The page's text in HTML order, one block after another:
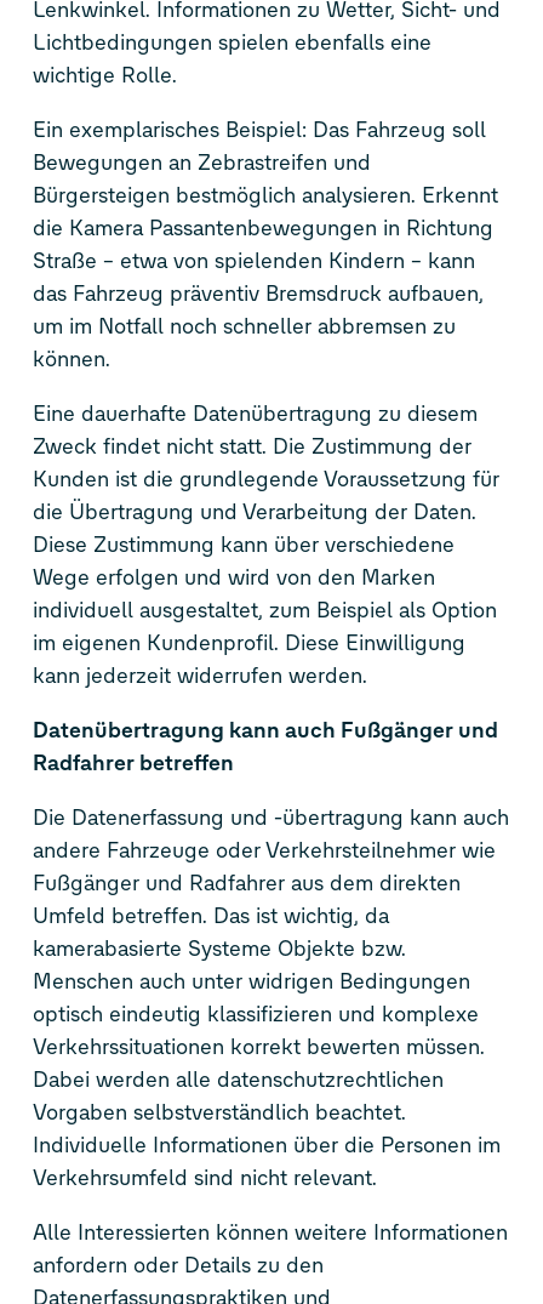
Lenkwinkel. Informationen zu Wetter, Sicht- und
Lichtbedingungen spielen ebenfalls eine
wichtige Rolle.
Ein exemplarisches Beispiel: Das Fahrzeug soll
Bewegungen an Zebrastreifen und
Bürgersteigen bestmöglich analysieren. Erkennt
die Kamera Passantenbewegungen in Richtung
Straße – etwa von spielenden Kindern – kann
das Fahrzeug präventiv Bremsdruck aufbauen,
um im Notfall noch schneller abbremsen zu
können.
Eine dauerhafte Datenübertragung zu diesem
Zweck findet nicht statt. Die Zustimmung der
Kunden ist die grundlegende Voraussetzung für
die Übertragung und Verarbeitung der Daten.
Diese Zustimmung kann über verschiedene
Wege erfolgen und wird von den Marken
individuell ausgestaltet, zum Beispiel als Option
im eigenen Kundenprofil. Diese Einwilligung
kann jederzeit widerrufen werden.
Datenübertragung kann auch Fußgänger und
Radfahrer betreffen
Die Datenerfassung und -übertragung kann auch
andere Fahrzeuge oder Verkehrsteilnehmer wie
Fußgänger und Radfahrer aus dem direkten
Umfeld betreffen. Das ist wichtig, da
kamerabasierte Systeme Objekte bzw.
Menschen auch unter widrigen Bedingungen
optisch eindeutig klassifizieren und komplexe
Verkehrssituationen korrekt bewerten müssen.
Dabei werden alle datenschutzrechtlichen
Vorgaben selbstverständlich beachtet.
Individuelle Informationen über die Personen im
Verkehrsumfeld sind nicht relevant.
Alle Interessierten können weitere Informationen
anfordern oder Details zu den
Datenerfassungspraktiken und